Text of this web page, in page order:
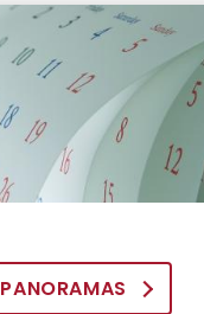
PANORAMAS